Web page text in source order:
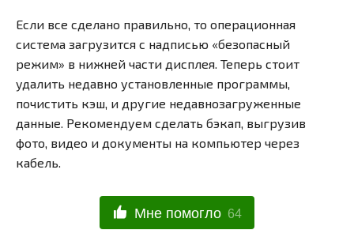
Если все сделано правильно, то операционная
система загрузится с надписью «безопасный
режим» в нижней части дисплея. Теперь стоит
удалить недавно установленные программы,
почистить кэш, и другие недавнозагруженные
данные. Рекомендуем сделать бэкап, выгрузив
фото, видео и документы на компьютер через
кабель.
Мне помогло 64